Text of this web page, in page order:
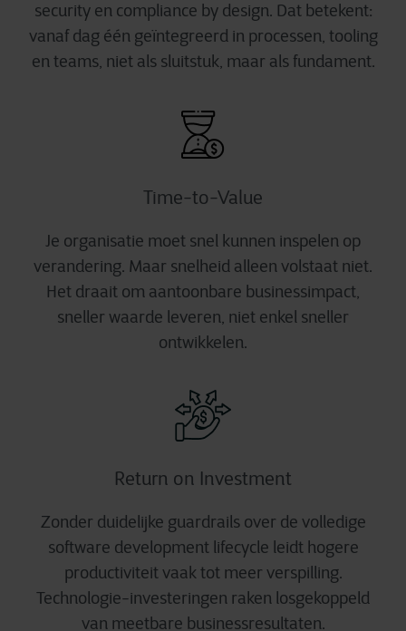
security en compliance by design. Dat betekent:
vanaf dag één geïntegreerd in processen, tooling
en teams, niet als sluitstuk, maar als fundament.
Time-to-Value
Je organisatie moet snel kunnen inspelen op
verandering. Maar snelheid alleen volstaat niet.
Het draait om aantoonbare businessimpact,
sneller waarde leveren, niet enkel sneller
ontwikkelen.
Return on Investment
Zonder duidelijke guardrails over de volledige
software development lifecycle leidt hogere
productiviteit vaak tot meer verspilling.
Technologie-investeringen raken losgekoppeld
van meetbare businessresultaten.